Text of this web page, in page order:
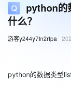
python的
什么？
游客y244y7ln2rlpa
python的数据类型